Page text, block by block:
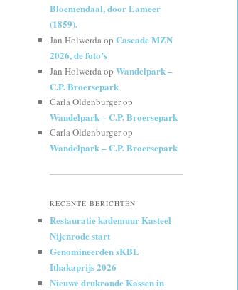
Bloemendaal, door Lameer
(1859).
Jan Holwerdaop Cascade MZN
2026, de foto’s
Jan Holwerdaop Wandelpark –
C.P. Broersepark
Carla Oldenburgerop
Wandelpark – C.P. Broersepark
Carla Oldenburgerop
Wandelpark – C.P. Broersepark
RECENTE BERICHTEN
Restauratie kademuur Kasteel
Nijenrode start
Genomineerden sKBL
Ithakaprijs 2026
Nieuwe drukronde Kassen in